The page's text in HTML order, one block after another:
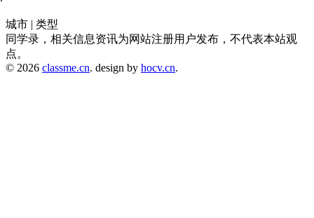
城市 | 类型
同学录，相关信息资讯为网站注册用户发布，不代表本站观
点。
© 2026 classme.cn. design by hocv.cn.